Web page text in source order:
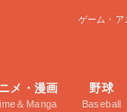
ゲーム・ア
メ・漫画
＆Manga
野球
Baseball